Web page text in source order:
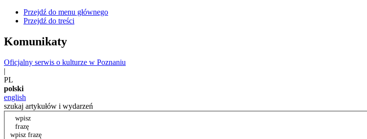
Przejdź do menu głównego
Przejdź do treści
Komunikaty
Oficjalny serwis o kulturze w Poznaniu
|
PL
polski
english
szukaj artykułów i wydarzeń
wpisz
frazę
wpisz frazę